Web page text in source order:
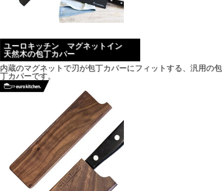
ユーロキッチン マグネットイン
天然木の包丁カバー
内蔵のマグネットで刃が包丁カバーにフィットする、汎用の包
丁カバーです。